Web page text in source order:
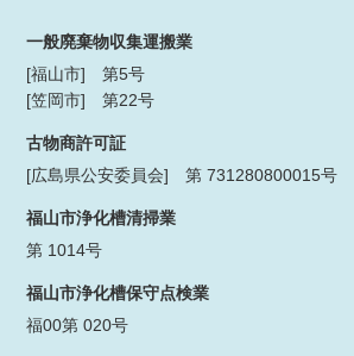
一般廃棄物収集運搬業
[福山市] 第5号
[笠岡市] 第22号
古物商許可証
[広島県公安委員会] 第 731280800015号
福山市浄化槽清掃業
第 1014号
福山市浄化槽保守点検業
福00第 020号